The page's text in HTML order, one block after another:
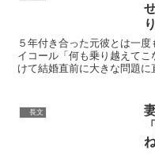
５年付き合った元彼とは一
イコール「何も乗り越えて
けて結婚直前に大きな問題
長文